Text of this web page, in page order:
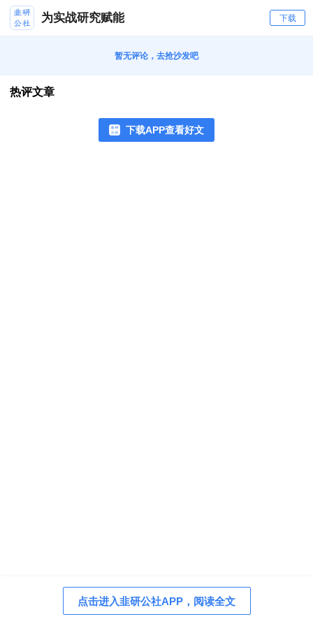
为实战研究赋能 下载
暂无评论，去抢沙发吧
热评文章
下载APP查看好文
点击进入韭研公社APP，阅读全文